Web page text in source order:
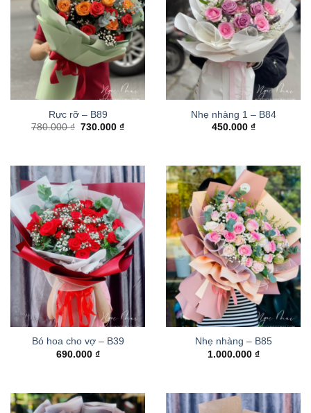
Rực rỡ – B89
780.000₫ Giá
730.000₫Giá
Nhẹ nhàng 1 – B84
450.000 ₫
Bó hoa cho vợ – B39
690.000 ₫
Nhẹ nhàng – B85
1.000.000 ₫